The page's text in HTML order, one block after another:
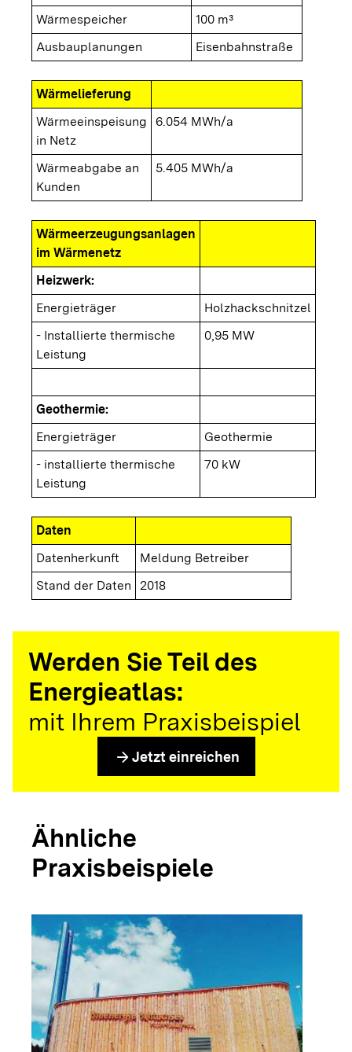
Wärmespeicher
100 m³
Ausbauplanungen
Eisenbahnstraße
Wärmelieferung
Wärmeeinspeisung
in Netz
6.054 MWh/a
Wärmeabgabe an
Kunden
5.405 MWh/a
Wärmeerzeugungsanlagen
im Wärmenetz
Heizwerk:
Energieträger
Holzhackschnitzel
- Installierte thermische
Leistung
0,95 MW
Geothermie:
Energieträger
Geothermie
- installierte thermische
Leistung
70 kW
Daten
Datenherkunft
Meldung Betreiber
Stand der Daten
2018
Werden Sie Teil des
Energieatlas:
mit Ihrem Praxisbeispiel
arrow_forward Jetzt einreichen
Ähnliche
Praxisbeispiele